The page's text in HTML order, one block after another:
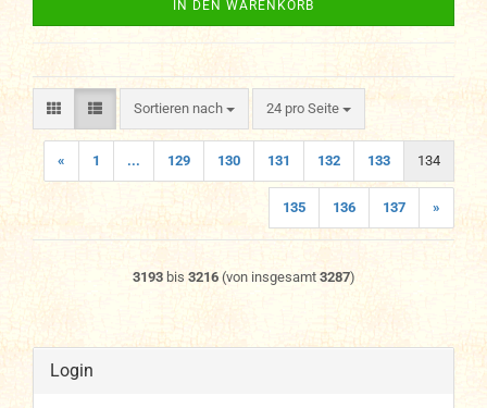
IN DEN WARENKORB
Sortieren nach
Sortieren nach 24 pro Seite
pro Seite
« 1 ... 129 130 131 132 133 134
135 136 137 »
3193bis 3216(von insgesamt 3287)
Login